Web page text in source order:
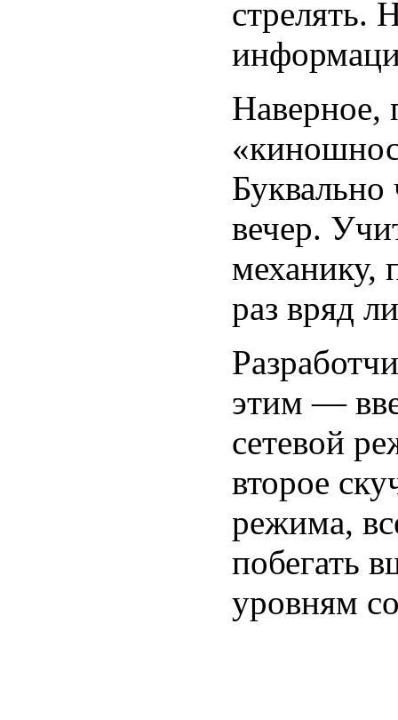
стрелять.
Наверное,
вечер.
механику,
раз вряд
этим —
сетевой
второе
режима,
побегать
уровням